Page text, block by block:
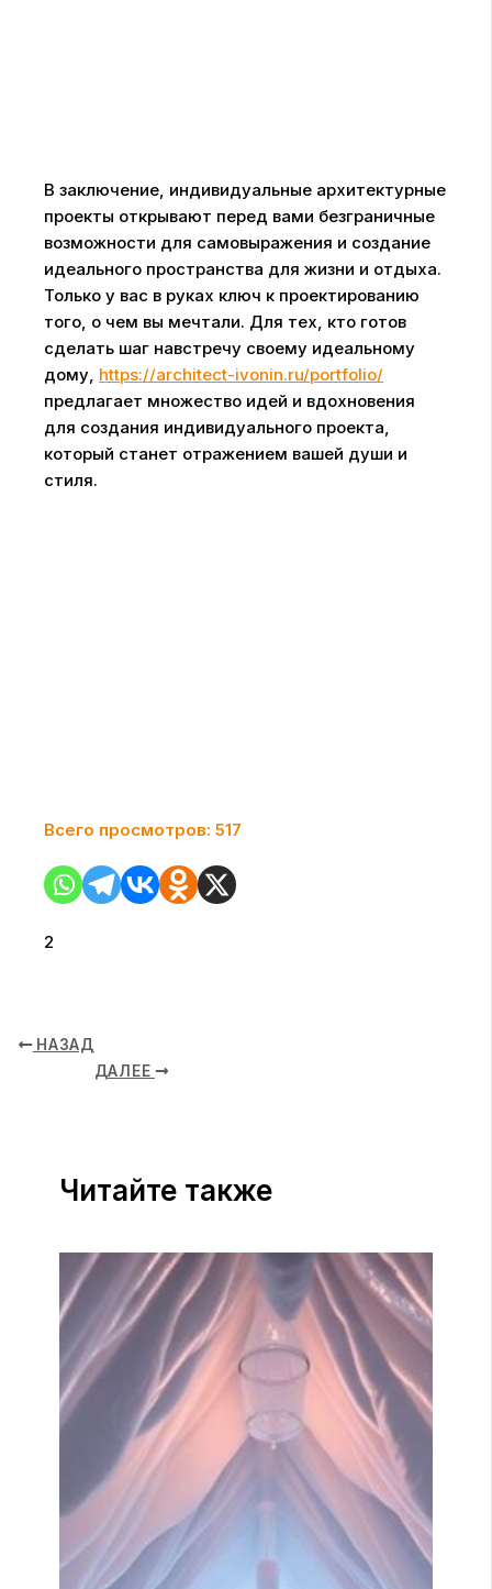
В заключение, индивидуальные архитектурные
проекты открывают перед вами безграничные
возможности для самовыражения и создание
идеального пространства для жизни и отдыха.
Только у вас в руках ключ к проектированию
того, о чем вы мечтали. Для тех, кто готов
сделать шаг навстречу своему идеальному
дому, https://architect-ivonin.ru/portfolio/
предлагает множество идей и вдохновения
для создания индивидуального проекта,
который станет отражением вашей души и
стиля.
Всего просмотров: 517
2
НАЗАД
ДАЛЕЕ
Читайте также